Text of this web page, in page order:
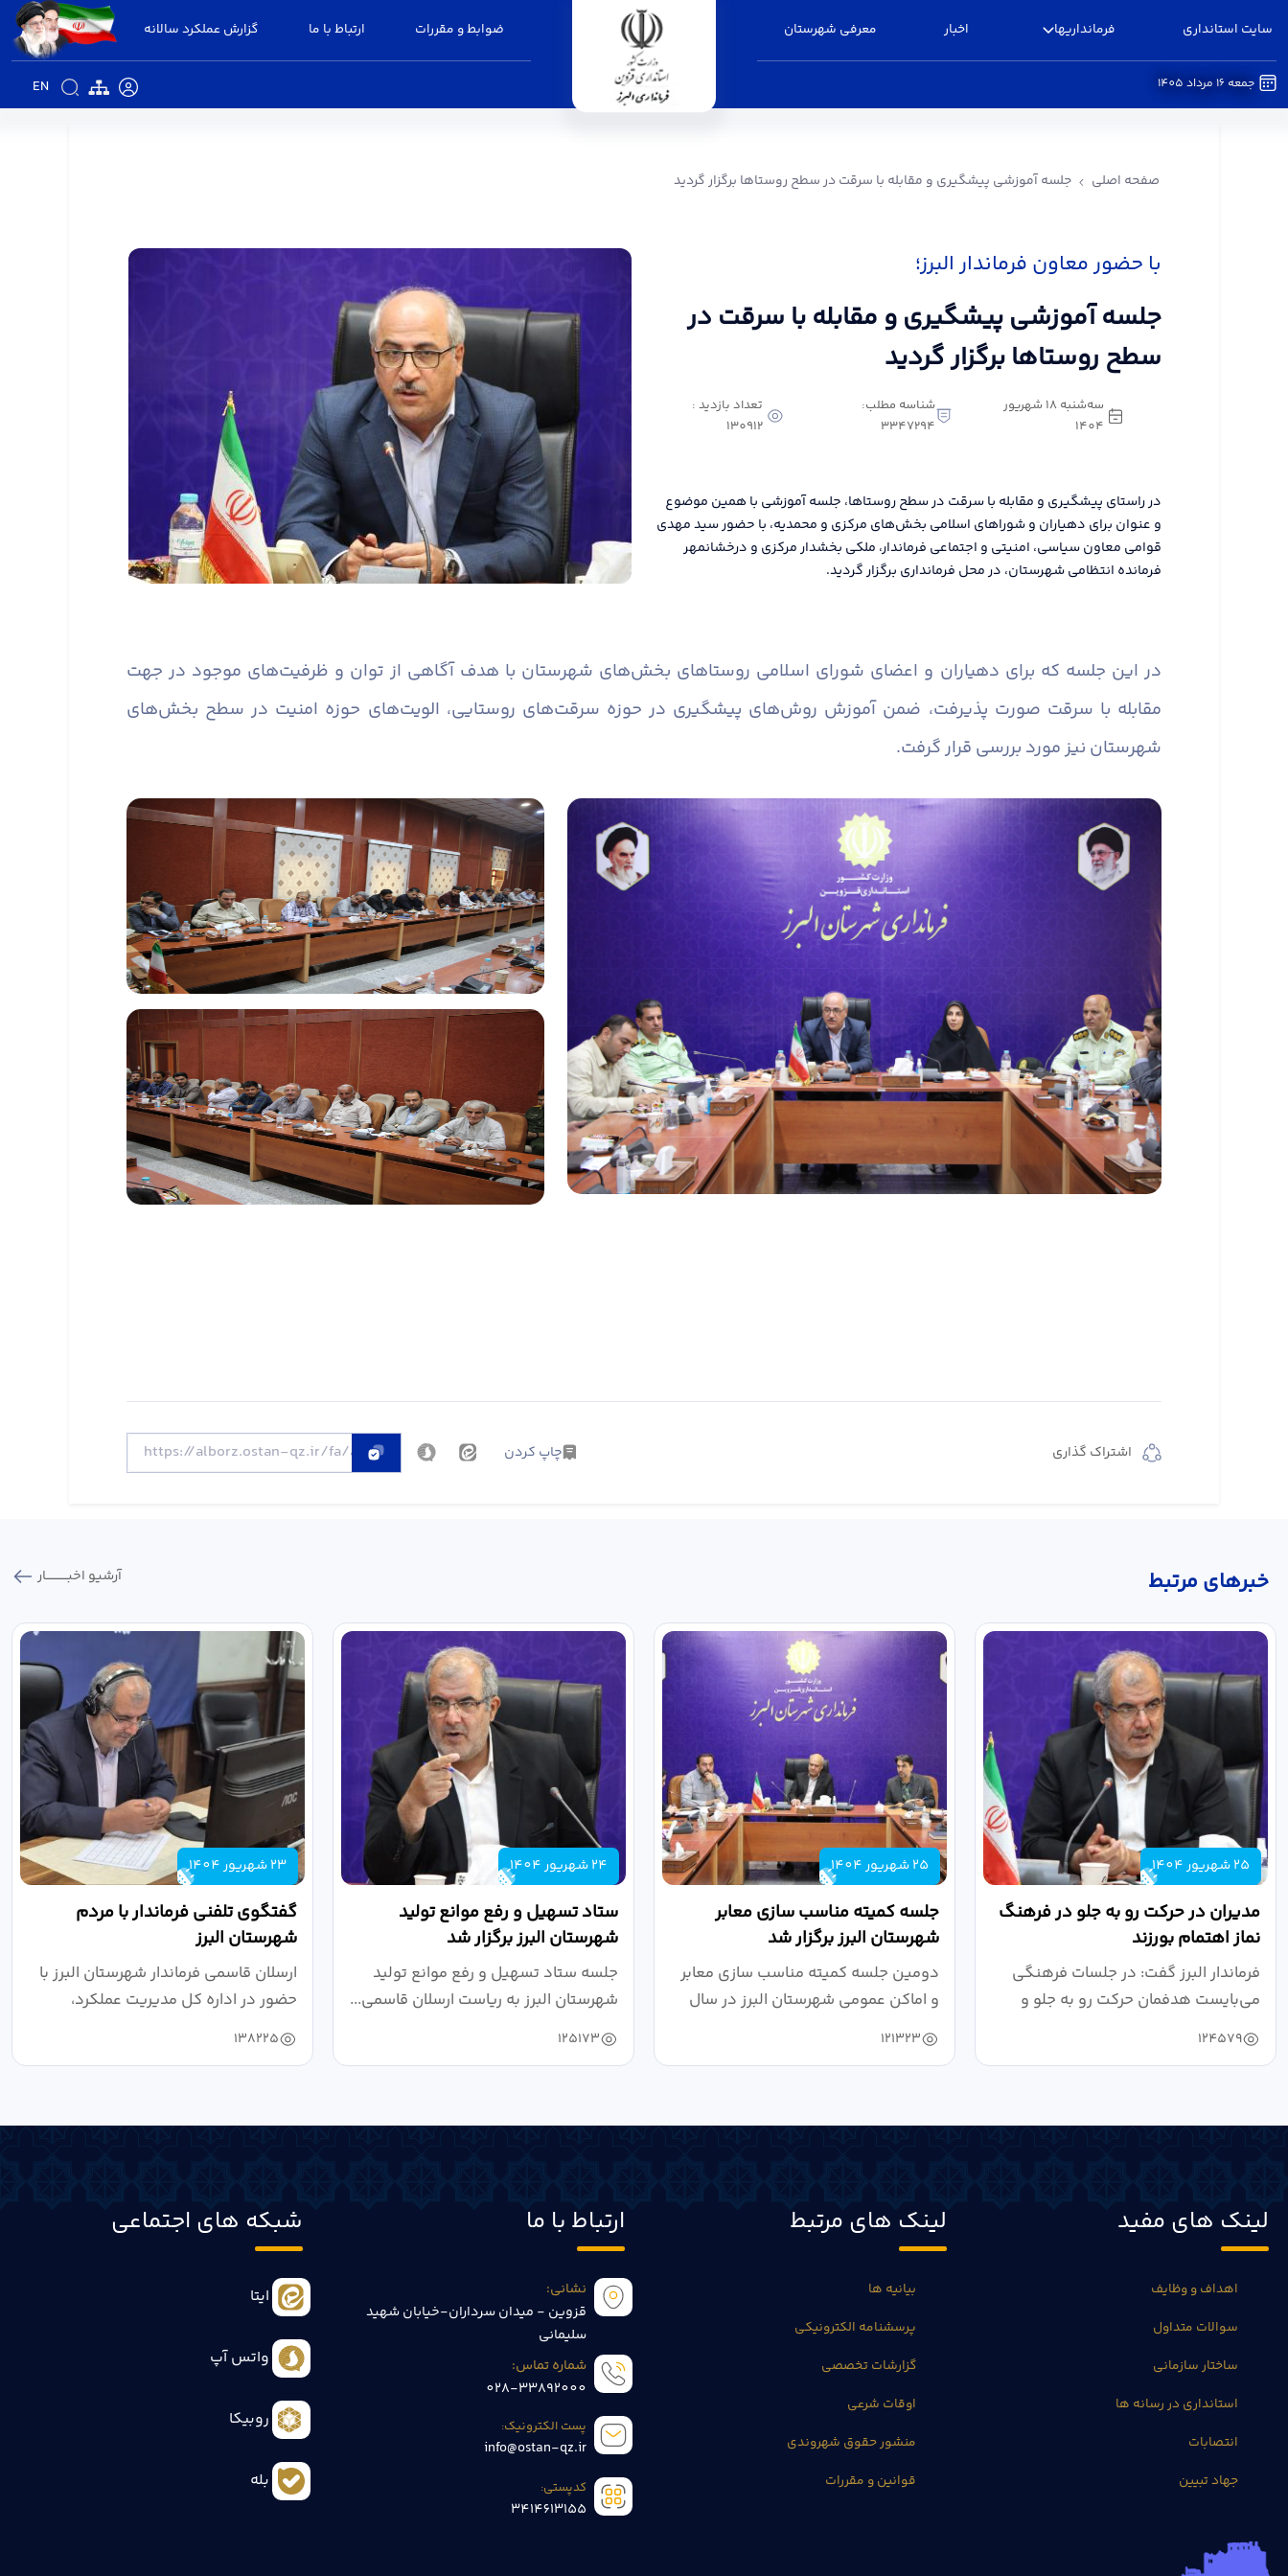
سایت استانداری فرمانداریها اخبار معرفی شهرستان ضوابط و مقررات ارتباط با ما گزارش عملکرد سالانه
EN جمعه 16 مرداد 1405
صفحه اصلی جلسه آموزشی پیشگیری و مقابله با سرقت در سطح روستاها برگزار گردید
با حضور معاون فرماندار البرز؛
جلسه آموزشی پیشگیری و مقابله با سرقت در
سطح روستاها برگزار گردید
سه‌شنبه 18 شهریور
1404
شناسه مطلب:
3347294
تعداد بازدید :
130912
در راستای پیشگیری و مقابله با سرقت در سطح روستاها، جلسه آموزشی با همین موضوع
و عنوان برای دهیاران و شوراهای اسلامی بخش‌های مرکزی و محمدیه، با حضور سید مهدی
قوامی معاون سیاسی، امنیتی و اجتماعی فرماندار، ملکی بخشدار مرکزی و درخشانمهر
فرمانده انتظامی شهرستان، در محل فرمانداری برگزار گردید.
در این جلسه که برای دهیاران و اعضای شورای اسلامی روستاهای بخش‌های شهرستان با هدف آگاهی از توان و ظرفیت‌های موجود در جهت
مقابله با سرقت صورت پذیرفت، ضمن آموزش روش‌های پیشگیری در حوزه سرقت‌های روستایی، الویت‌های حوزه امنیت در سطح بخش‌های
شهرستان نیز مورد بررسی قرار گرفت.
اشتراک گذاری چاپ کردن
خبر‌های مرتبط آرشیو اخبـــــــــــار
25 شهریور 1404
مدیران در حرکت رو به جلو در فرهنگ
نماز اهتمام بورزند
فرماندار البرز گفت: در جلسات فرهنگی
می‌بایست هدفمان حرکت رو به جلو و
دستیابی...
124579
25 شهریور 1404
جلسه کمیته مناسب سازی معابر
شهرستان البرز برگزار شد
دومین جلسه کمیته مناسب سازی معابر
و اماکن عمومی شهرستان البرز در سال
۱۴۰۴ به...
121323
24 شهریور 1404
ستاد تسهیل و رفع موانع تولید
شهرستان البرز برگزار شد
جلسه ستاد تسهیل و رفع موانع تولید
شهرستان البرز به ریاست ارسلان قاسمی...
125173
23 شهریور 1404
گفتگوی تلفنی فرماندار با مردم
شهرستان البرز
ارسلان قاسمی فرماندار شهرستان البرز با
حضور در اداره کل مدیریت عملکرد،
بازرسی...
138225
لینک های مفید
اهداف و وظایف
سوالات متداول
ساختار سازمانی
استانداری در رسانه ها
انتصابات
جهاد تبیین
لینک های مرتبط
بیانیه ها
پرسشنامه الکترونیکی
گزارشات تخصصی
اوقات شرعی
منشور حقوق شهروندی
قوانین و مقررات
ارتباط با ما
نشانی:
قزوین - میدان سرداران-خیابان شهید
سلیمانی
شماره تماس:
028-33892000
پست الکترونیک:
info@ostan-qz.ir
کدپستی:
3414613155
شبکه های اجتماعی
ایتا
واتس آپ
روبیکا
بله